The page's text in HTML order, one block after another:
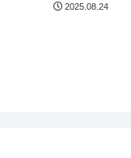
2025.08.24